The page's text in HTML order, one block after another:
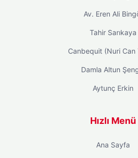
Av. Eren Ali
Tahir Sarıkaya
Canbequit (Nuri Can
Damla Altun
Aytunç Erkin
Hızlı Menü
Ana Sayfa